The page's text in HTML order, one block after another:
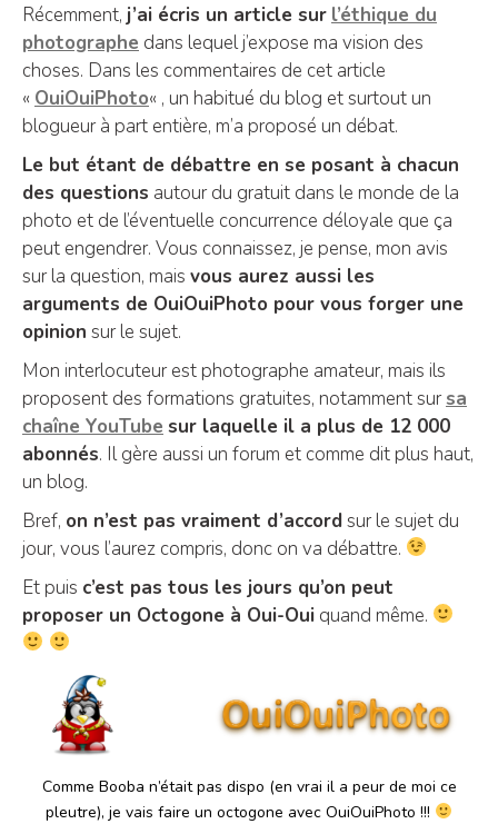
Récemment, j’ai écris un article sur l’éthique du
photographe dans lequel j’expose ma vision des
choses. Dans les commentaires de cet article
« OuiOuiPhoto« , un habitué du blog et surtout un
blogueur à part entière, m’a proposé un débat.
Le but étant de débattre en se posant à chacun
des questions autour du gratuit dans le monde de la
photo et de l’éventuelle concurrence déloyale que ça
peut engendrer. Vous connaissez, je pense, mon avis
sur la question, mais vous aurez aussi les
arguments de OuiOuiPhoto pour vous forger une
opinion sur le sujet.
Mon interlocuteur est photographe amateur, mais ils
proposent des formations gratuites, notamment sursa
chaîne YouTube sur laquelle il a plus de 12 000
abonnés. Il gère aussi un forum et comme dit plus haut,
un blog.
Bref, on n’est pas vraiment d’accordsur le sujet du
jour, vous l’aurez compris, donc on va débattre.
Et puis c’est pas tous les jours qu’on peut
proposer un Octogone à Oui-Oui quand même.
Comme Booba n’était pas dispo (en vrai il a peur de moi ce
pleutre), je vais faire un octogone avec OuiOuiPhoto !!!